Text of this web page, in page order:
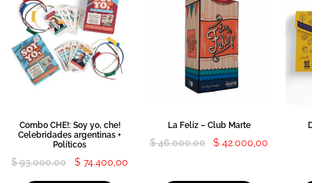
Combo CHE!: Soy yo, che!
Celebridades argentinas +
Políticos
$93.000,00 $ 74.400,00
La Feliz – Club Marte
$46.000,00 $ 42.000,00